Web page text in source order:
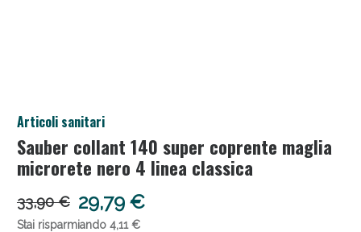
Articoli sanitari
Sauber collant 140 super coprente maglia
microrete nero 4 linea classica
33,90 € 29,79 €
Stai risparmiando 4,11 €
Salini e Multivitaminici: oggi Sconto extra fino al